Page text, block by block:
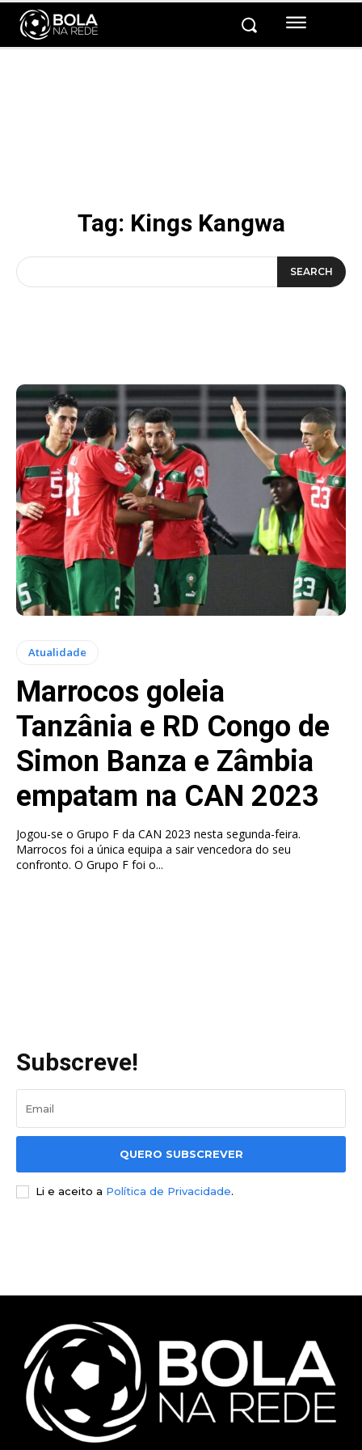
Tag: Kings Kangwa
SEARCH
Atualidade
Marrocos goleia
Tanzânia e RD Congo de
Simon Banza e Zâmbia
empatam na CAN 2023
Jogou-se o Grupo F da CAN 2023 nesta segunda-feira.
Marrocos foi a única equipa a sair vencedora do seu
confronto. O Grupo F foi o...
Subscreve!
QUERO SUBSCREVER
Li e aceito a Política de Privacidade.